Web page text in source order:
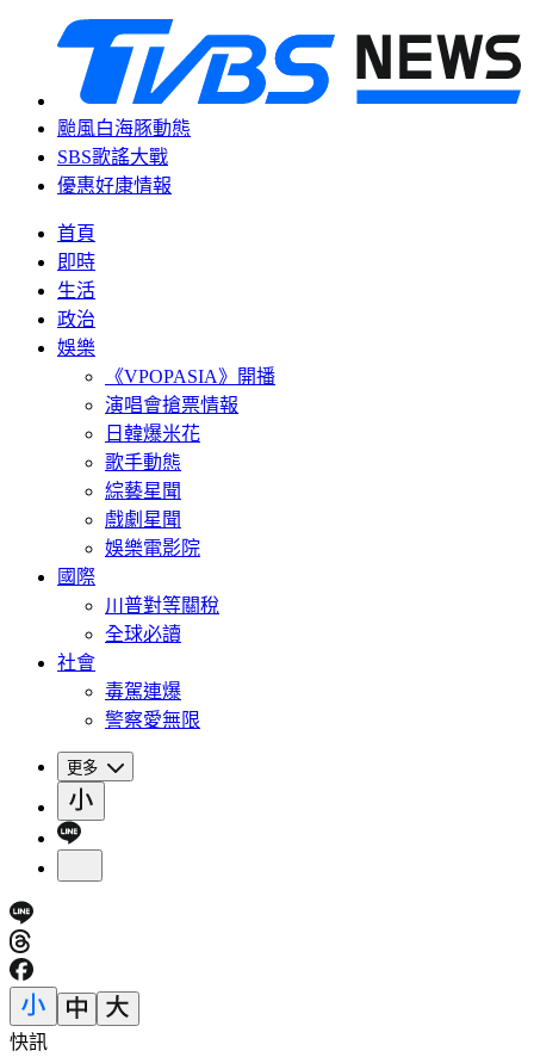
颱風白海豚動態
SBS歌謠大戰
優惠好康情報
首頁
即時
生活
政治
娛樂
《VPOPASIA》開播
演唱會搶票情報
日韓爆米花
歌手動態
綜藝星聞
戲劇星聞
娛樂電影院
國際
川普對等關稅
全球必讀
社會
毒駕連爆
警察愛無限
更多
快訊